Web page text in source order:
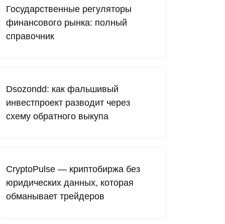
Государственные регуляторы
финансового рынка: полный
справочник
Dsozondd: как фальшивый
инвестпроект разводит через
схему обратного выкупа
CryptoPulse — криптобиржа без
юридических данных, которая
обманывает трейдеров